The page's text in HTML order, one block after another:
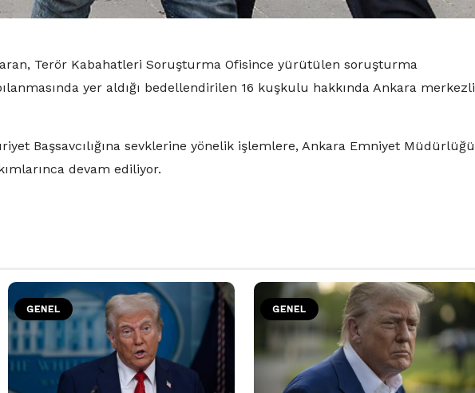
Terör Kabahatleri Soruşturma Ofisince yürütülen soruşturma
yer aldığı bedellendirilen 16 kuşkulu hakkında Ankara merkezli
Başsavcılığına sevklerine yönelik işlemlere, Ankara Emniyet Müdürlüğü
devam ediliyor.
GENEL GENEL